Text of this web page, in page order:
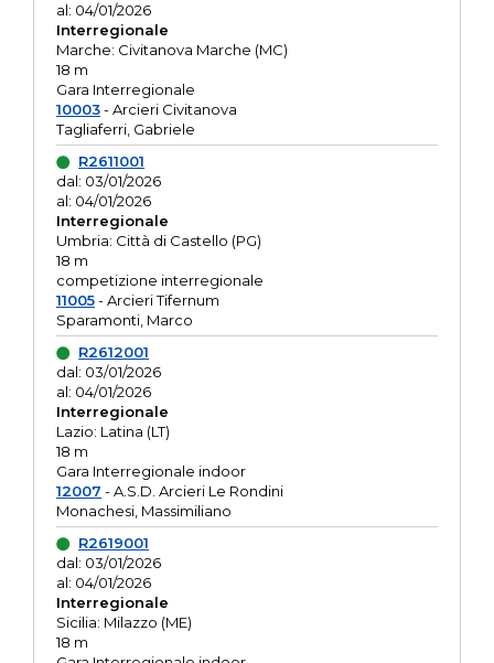
al: 04/01/2026
Interregionale
Marche: Civitanova Marche (MC)
18 m
Gara Interregionale
10003- Arcieri Civitanova
Tagliaferri, Gabriele
R2611001
dal: 03/01/2026
al: 04/01/2026
Interregionale
Umbria: Città di Castello (PG)
18 m
competizione interregionale
11005- Arcieri Tifernum
Sparamonti, Marco
R2612001
dal: 03/01/2026
al: 04/01/2026
Interregionale
Lazio: Latina (LT)
18 m
Gara Interregionale indoor
12007 - A.S.D. Arcieri Le Rondini
Monachesi, Massimiliano
R2619001
dal: 03/01/2026
al: 04/01/2026
Interregionale
Sicilia: Milazzo (ME)
18 m